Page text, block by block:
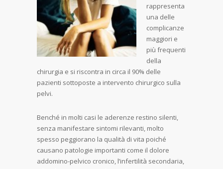
rappresenta
una delle
complicanze
maggiori e
più frequenti
della
chirurgia e si riscontra in circa il 90% delle
pazienti sottoposte a intervento chirurgico sulla
pelvi.
Benché in molti casi le aderenze restino silenti,
senza manifestare sintomi rilevanti, molto
spesso peggiorano la qualità di vita poiché
causano patologie importanti come il dolore
addomino-pelvico cronico, l’infertilità secondaria,